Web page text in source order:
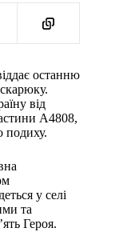
останню
від
А4808,
подиху.
у селі
та
Героя.